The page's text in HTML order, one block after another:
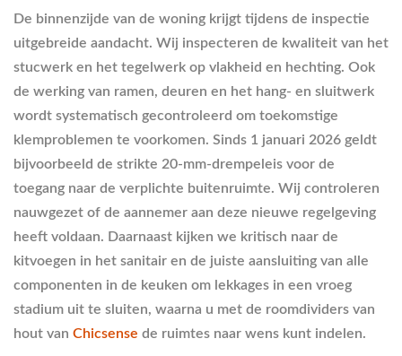
De binnenzijde van de woning krijgt tijdens de inspectie
uitgebreide aandacht. Wij inspecteren de kwaliteit van het
stucwerk en het tegelwerk op vlakheid en hechting. Ook
de werking van ramen, deuren en het hang- en sluitwerk
wordt systematisch gecontroleerd om toekomstige
klemproblemen te voorkomen. Sinds 1 januari 2026 geldt
bijvoorbeeld de strikte 20-mm-drempeleis voor de
toegang naar de verplichte buitenruimte. Wij controleren
nauwgezet of de aannemer aan deze nieuwe regelgeving
heeft voldaan. Daarnaast kijken we kritisch naar de
kitvoegen in het sanitair en de juiste aansluiting van alle
componenten in de keuken om lekkages in een vroeg
stadium uit te sluiten, waarna u met de roomdividers van
hout van Chicsense de ruimtes naar wens kunt indelen.